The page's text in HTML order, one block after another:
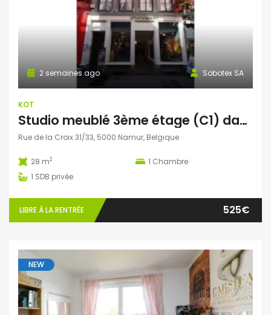
Sobotex SA
2 semaines ago
KOT
Studio meublé 3ème étage (C1) dans le centre-ville de Namur
Rue de la Croix 31/33, 5000 Namur, Belgique
28 m2 1 Chambre
1 SDB privée
LIBRE À LA RENTRÉE 525€
NEW